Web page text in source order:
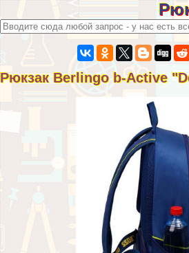
Рюкзак Berlingo b-Active